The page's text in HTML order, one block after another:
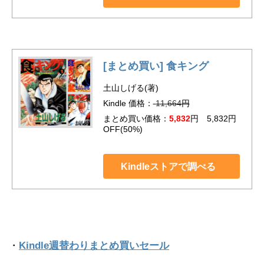
[まとめ買い] 食キング
土山しげる(著)
Kindle 価格： 11,664円
まとめ買い価格： 5,832円 5,832円
OFF(50%)
Kindleストアで調べる
・ Kindle週替わりまとめ買いセール